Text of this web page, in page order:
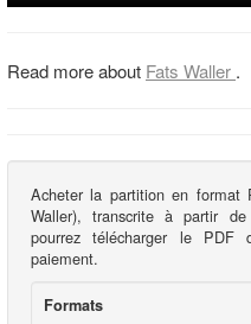
Read more about Fats Waller .
Acheter la partition en format
Waller), transcrite à partir de
pourrez télécharger le
paiement.
Formats